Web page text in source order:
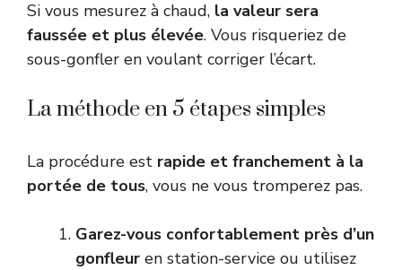
Si vous mesurez à chaud, la valeur sera
faussée et plus élevée. Vous risqueriez de
sous-gonfler en voulant corriger l’écart.
La méthode en 5 étapes simples
La procédure est rapide et franchement à la
portée de tous, vous ne vous tromperez pas.
Garez-vous confortablement près d’un
gonfleur en station-service ou utilisez